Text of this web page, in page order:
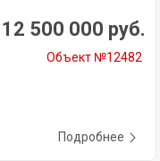
12 500 000 руб.
Объект №12482
Подробнее